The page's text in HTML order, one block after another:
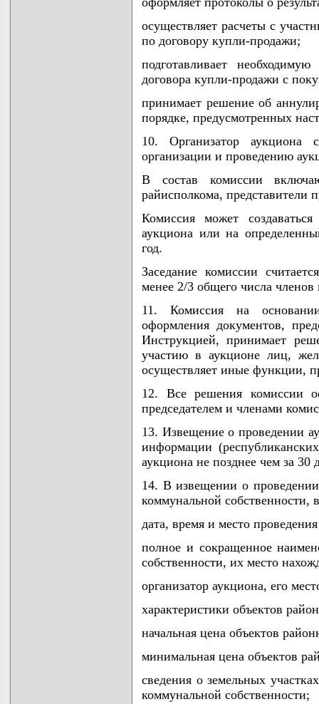
осуществляет расчеты с
по договору купли-продажи;
подготавливает
договора купли-продажи с
принимает решение об
порядке, предусмотренных
10. Организатор аукциона
организации и проведению
В состав комиссии
райисполкома, представители
Комиссия может
аукциона или на
год.
Заседание комиссии
менее 2/3 общего числа членов
11. Комиссия на
оформления документов,
Инструкцией, принимает
участию в аукционе лиц,
осуществляет иные функции,
12. Все решения комиссии
председателем и членами
13. Извещение о проведении
информации
аукциона не позднее чем за
14. В извещении о
коммунальной собственности,
дата, время и место
полное и сокращенное
собственности, их место
организатор аукциона, его
характеристики объектов
начальная цена объектов
минимальная цена объектов
сведения о земельных
коммунальной собственности;